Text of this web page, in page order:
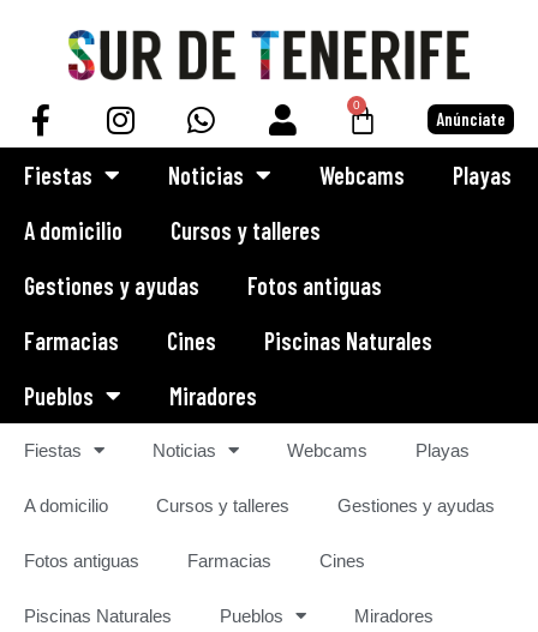
contenido
0
Anúnciate
Fiestas Noticias Webcams
Playas
A domicilio
Cursos y talleres
Gestiones y ayudas
Fotos antiguas
Farmacias
Cines
Piscinas Naturales
Pueblos
Miradores
Fiestas Noticias Webcams Playas
A domicilio Cursos y talleres Gestiones y ayudas
Fotos antiguas Farmacias Cines
Piscinas Naturales Pueblos Miradores